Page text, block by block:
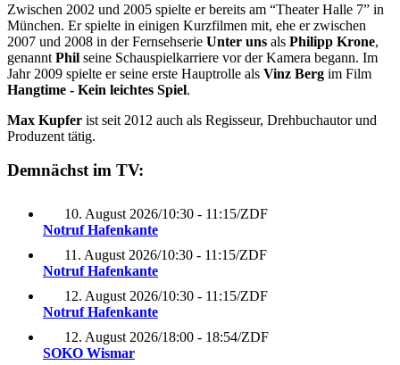
Zwischen 2002 und 2005 spielte er bereits am “Theater Halle 7” in
München. Er spielte in einigen Kurzfilmen mit, ehe er zwischen
2007 und 2008 in der Fernsehserie Unter uns als Philipp Krone,
genannt Phil seine Schauspielkarriere vor der Kamera begann. Im
Jahr 2009 spielte er seine erste Hauptrolle als Vinz Berg im Film
Hangtime - Kein leichtes Spiel.
Max Kupfer ist seit 2012 auch als Regisseur, Drehbuchautor und
Produzent tätig.
Demnächst im TV:
10. August 2026/10:30 - 11:15/ZDF
Notruf Hafenkante
11. August 2026/10:30 - 11:15/ZDF
Notruf Hafenkante
12. August 2026/10:30 - 11:15/ZDF
Notruf Hafenkante
12. August 2026/18:00 - 18:54/ZDF
SOKO Wismar